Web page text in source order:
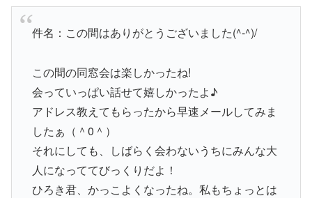
件名：この間はありがとうございました(^-^)/
この間の同窓会は楽しかったね!
会っていっぱい話せて嬉しかったよ♪
アドレス教えてもらったから早速メールしてみま
したぁ（＾0＾）
それにしても、しばらく会わないうちにみんな大
人になっててびっくりだよ！
ひろき君、かっこよくなったね。私もちょっとは